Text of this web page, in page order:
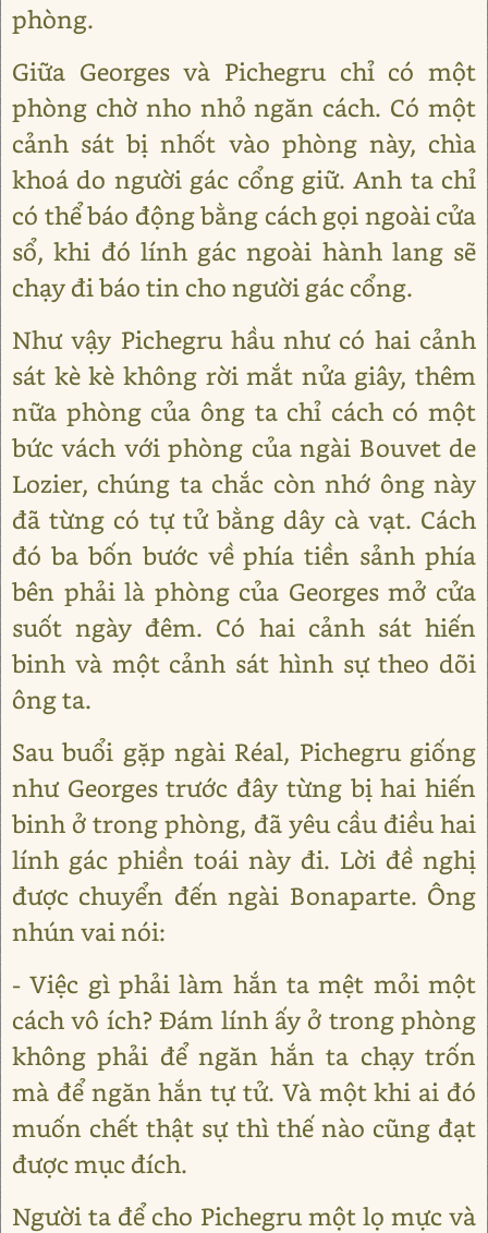
phòng.
Giữa Georges và Pichegru chỉ có một
phòng chờ nho nhỏ ngăn cách. Có một
cảnh sát bị nhốt vào phòng này, chìa
khoá do người gác cổng giữ. Anh ta chỉ
có thể báo động bằng cách gọi ngoài cửa
sổ, khi đó lính gác ngoài hành lang sẽ
chạy đi báo tin cho người gác cổng.
Như vậy Pichegru hầu như có hai cảnh
sát kè kè không rời mắt nửa giây, thêm
nữa phòng của ông ta chỉ cách có một
bức vách với phòng của ngài Bouvet de
Lozier, chúng ta chắc còn nhớ ông này
đã từng có tự tử bằng dây cà vạt. Cách
đó ba bốn bước về phía tiền sảnh phía
bên phải là phòng của Georges mở cửa
suốt ngày đêm. Có hai cảnh sát hiến
binh và một cảnh sát hình sự theo dõi
ông ta.
Sau buổi gặp ngài Réal, Pichegru giống
như Georges trước đây từng bị hai hiến
binh ở trong phòng, đã yêu cầu điều hai
lính gác phiền toái này đi. Lời đề nghị
được chuyển đến ngài Bonaparte. Ông
nhún vai nói:
- Việc gì phải làm hắn ta mệt mỏi một
cách vô ích? Đám lính ấy ở trong phòng
không phải để ngăn hắn ta chạy trốn
mà để ngăn hắn tự tử. Và một khi ai đó
muốn chết thật sự thì thế nào cũng đạt
được mục đích.
Người ta để cho Pichegru một lọ mực và